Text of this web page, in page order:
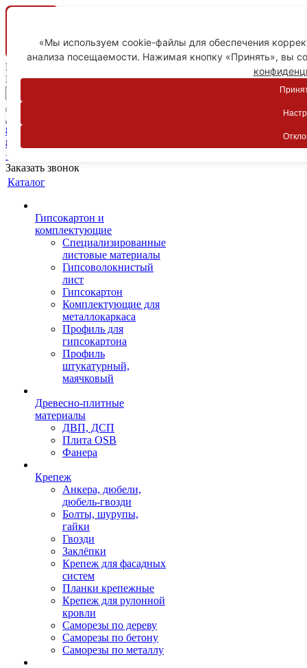
Ваш город
Пятигорск
Личный кабинет
8-800-775-59-89
8-800-775-59-89
+7 918 754-83-77
Заказать звонок
Каталог
Гипсокартон и
комплектующие
Специализированные
листовые материалы
Гипсоволокнистый
лист
Гипсокартон
Комплектующие для
металлокаркаса
Профиль для
гипсокартона
Профиль
штукатурный,
маячковый
Древесно-плитные
материалы
ДВП, ДСП
Плита OSB
Фанера
Крепеж
Анкера, дюбели,
дюбель-гвозди
Болты, шурупы,
гайки
Гвозди
Заклёпки
Крепеж для фасадных
систем
Планки крепежные
Крепеж для рулонной
кровли
Саморезы по дереву
Саморезы по бетону
Саморезы по металлу
«Мы используем cookie-файлы для обеспечения
анализа посещаемости. Нажимая кнопку «Принять», вы